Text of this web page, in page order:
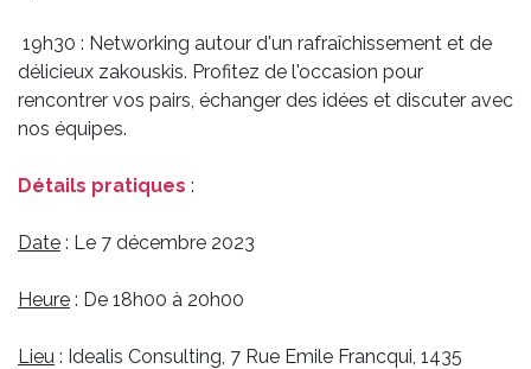
19h30 : Networking autour d'un rafraîchissement et de
délicieux zakouskis. Profitez de l'occasion pour
rencontrer vos pairs, échanger des idées et discuter avec
nos équipes.
Détails pratiques :
Date : Le 7 décembre 2023
Heure : De 18h00 à 20h00
Lieu : Idealis Consulting, 7 Rue Emile Francqui, 1435